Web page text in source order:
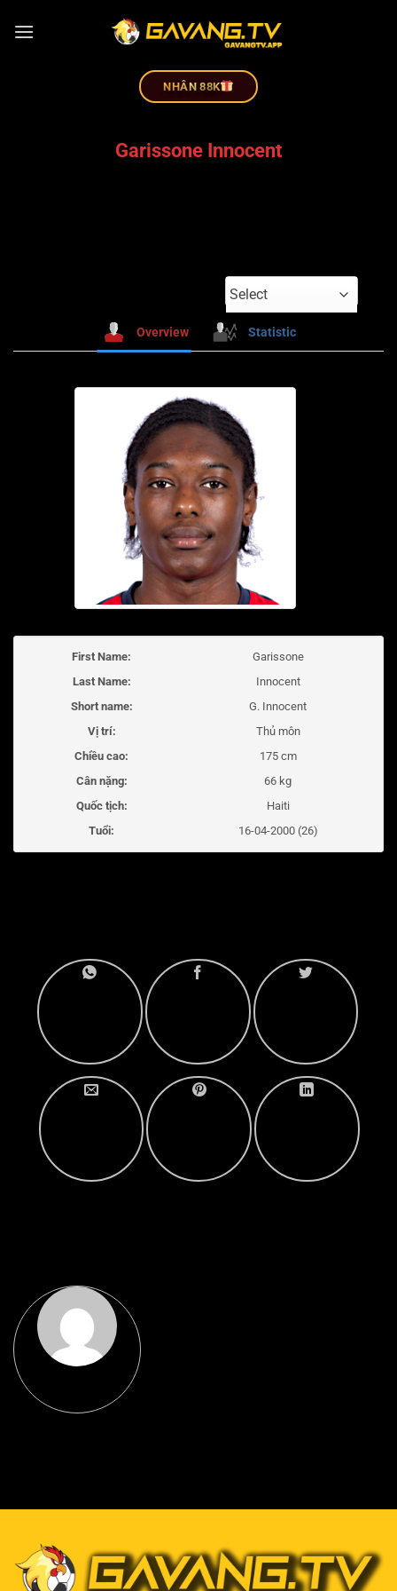
NHÂN 88K
Garissone Innocent
Select
Overview Statistic
First Name:
Garissone
Last Name:
Innocent
Short name:
G. Innocent
Vị trí:
Thủ môn
Chiều cao:
175 cm
Cân nặng:
66 kg
Quốc tịch:
Haiti
Tuổi:
16-04-2000 (26)